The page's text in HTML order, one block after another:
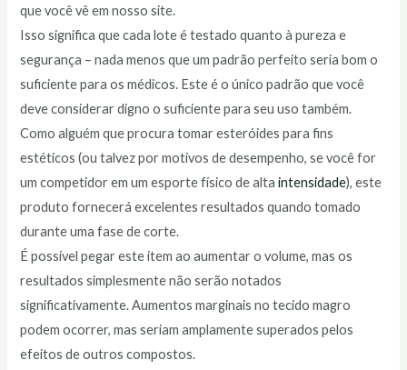
que você vê em nosso site.
Isso significa que cada lote é testado quanto à pureza e
segurança – nada menos que um padrão perfeito seria bom o
suficiente para os médicos. Este é o único padrão que você
deve considerar digno o suficiente para seu uso também.
Como alguém que procura tomar esteróides para fins
estéticos (ou talvez por motivos de desempenho, se você for
um competidor em um esporte físico de altaintensidade), este
produto fornecerá excelentes resultados quando tomado
durante uma fase de corte.
É possível pegar este item ao aumentar o volume, mas os
resultados simplesmente não serão notados
significativamente. Aumentos marginais no tecido magro
podem ocorrer, mas seriam amplamente superados pelos
efeitos de outros compostos.